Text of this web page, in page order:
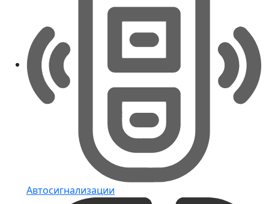
Автосигнализации